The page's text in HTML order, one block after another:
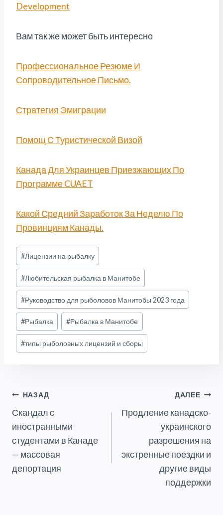
Development
Вам так же может быть интересно
Профессиональное Резюме И
Сопроводительное Письмо.
Стратегия Эмиграции
Помощ С Туристической Визой
Канада Для Украинцев Приезжающих По
Программе CUAET
Какой Средний Заработок За Неделю По
Провинциям Канады.
Метки
записи:
#Лицензии на рыбалку
#Любительская рыбалка в Манитобе
#Руководство для рыболовов Манитобы 2023 года
#Рыбалка #Рыбалка в Манитобе
#типы рыболовных лицензий и сборы
Навигация
По
Записям
НАЗАД
Скандал с
иностранными
студентами в Канаде
— массовая
депортация
ДАЛЕЕ
Продление канадско-
украинского
разрешения на
экстренные поездки и
другие виды
поддержки